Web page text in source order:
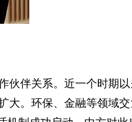
伴关系。近一个时期以
大。环保、金融等领域